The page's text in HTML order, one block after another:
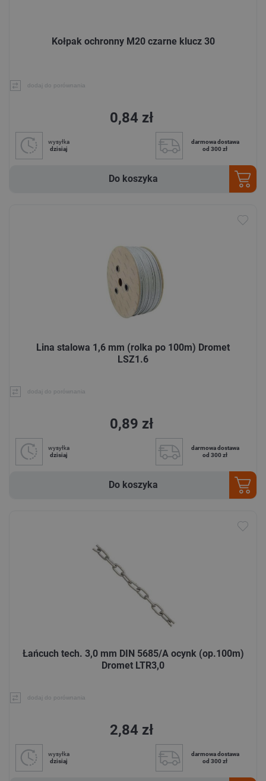
Kołpak ochronny M20 czarne klucz 30
dodaj do porównania
0,84 zł
wysyłka
dzisiaj
darmowa dostawa
od 300 zł
Do koszyka
Lina stalowa 1,6 mm (rolka po 100m) Dromet
LSZ1.6
dodaj do porównania
0,89 zł
wysyłka
dzisiaj
darmowa dostawa
od 300 zł
Do koszyka
Łańcuch tech. 3,0 mm DIN 5685/A ocynk (op.100m)
Dromet LTR3,0
dodaj do porównania
2,84 zł
wysyłka
dzisiaj
darmowa dostawa
od 300 zł